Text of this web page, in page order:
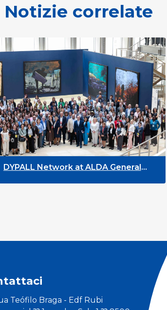
Notizie correlate
DYPALL Network at ALDA General
Teófilo Braga - Edf Rubi